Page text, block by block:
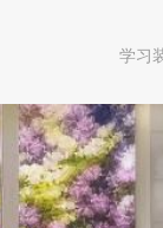
学习